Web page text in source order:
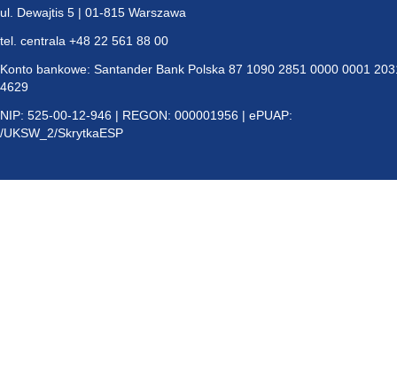
ul. Dewajtis 5 | 01-815 Warszawa
tel. centrala +48 22 561 88 00
Konto bankowe: Santander Bank Polska 87 1090 2851 0000 0001
4629
NIP: 525-00-12-946 | REGON: 000001956 | ePUAP:
/UKSW_2/SkrytkaESP